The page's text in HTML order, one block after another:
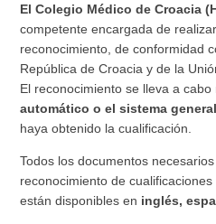
El Colegio Médico de Croacia
competente encargada de
reconocimiento, de conformidad
República de Croacia y de la
El reconocimiento se lleva a
automático o el sistema general
haya obtenido la cualificación.
Todos los documentos
reconocimiento de
están disponibles en inglés,